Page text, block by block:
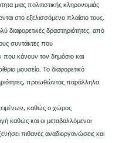
μιας πολιτιστικής κληρονομιάς
στο εξελισσόμενο πλαίσιο τους.
διαφορετικές δραστηριότητες, από
συντάκτες που
που κάνουν τον δημόσιο και
μουσείο. Το διαφορετικό
προωθώντας παράλληλα
καθώς ο χώρος
καθώς και οι μεταβαλλόμενοι
πιθανές αναδιοργανώσεις και